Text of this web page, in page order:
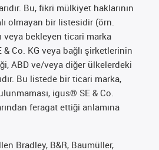
Bu, fikri mülkiyet haklarının
olmayan bir listesidir (örn.
veya bekleyen ticari marka
Co. KG veya bağlı şirketlerinin
ABD ve/veya diğer ülkelerdeki
Bu listede bir ticari marka,
igus® SE & Co.
feragat ettiği anlamına
Bradley, B&R, Baumüller,